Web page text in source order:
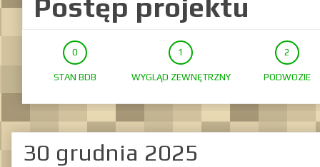
Postęp projektu
STAN BDB WYGLĄD ZEWNĘTRZNY PODWOZIE
30 grudnia 2025